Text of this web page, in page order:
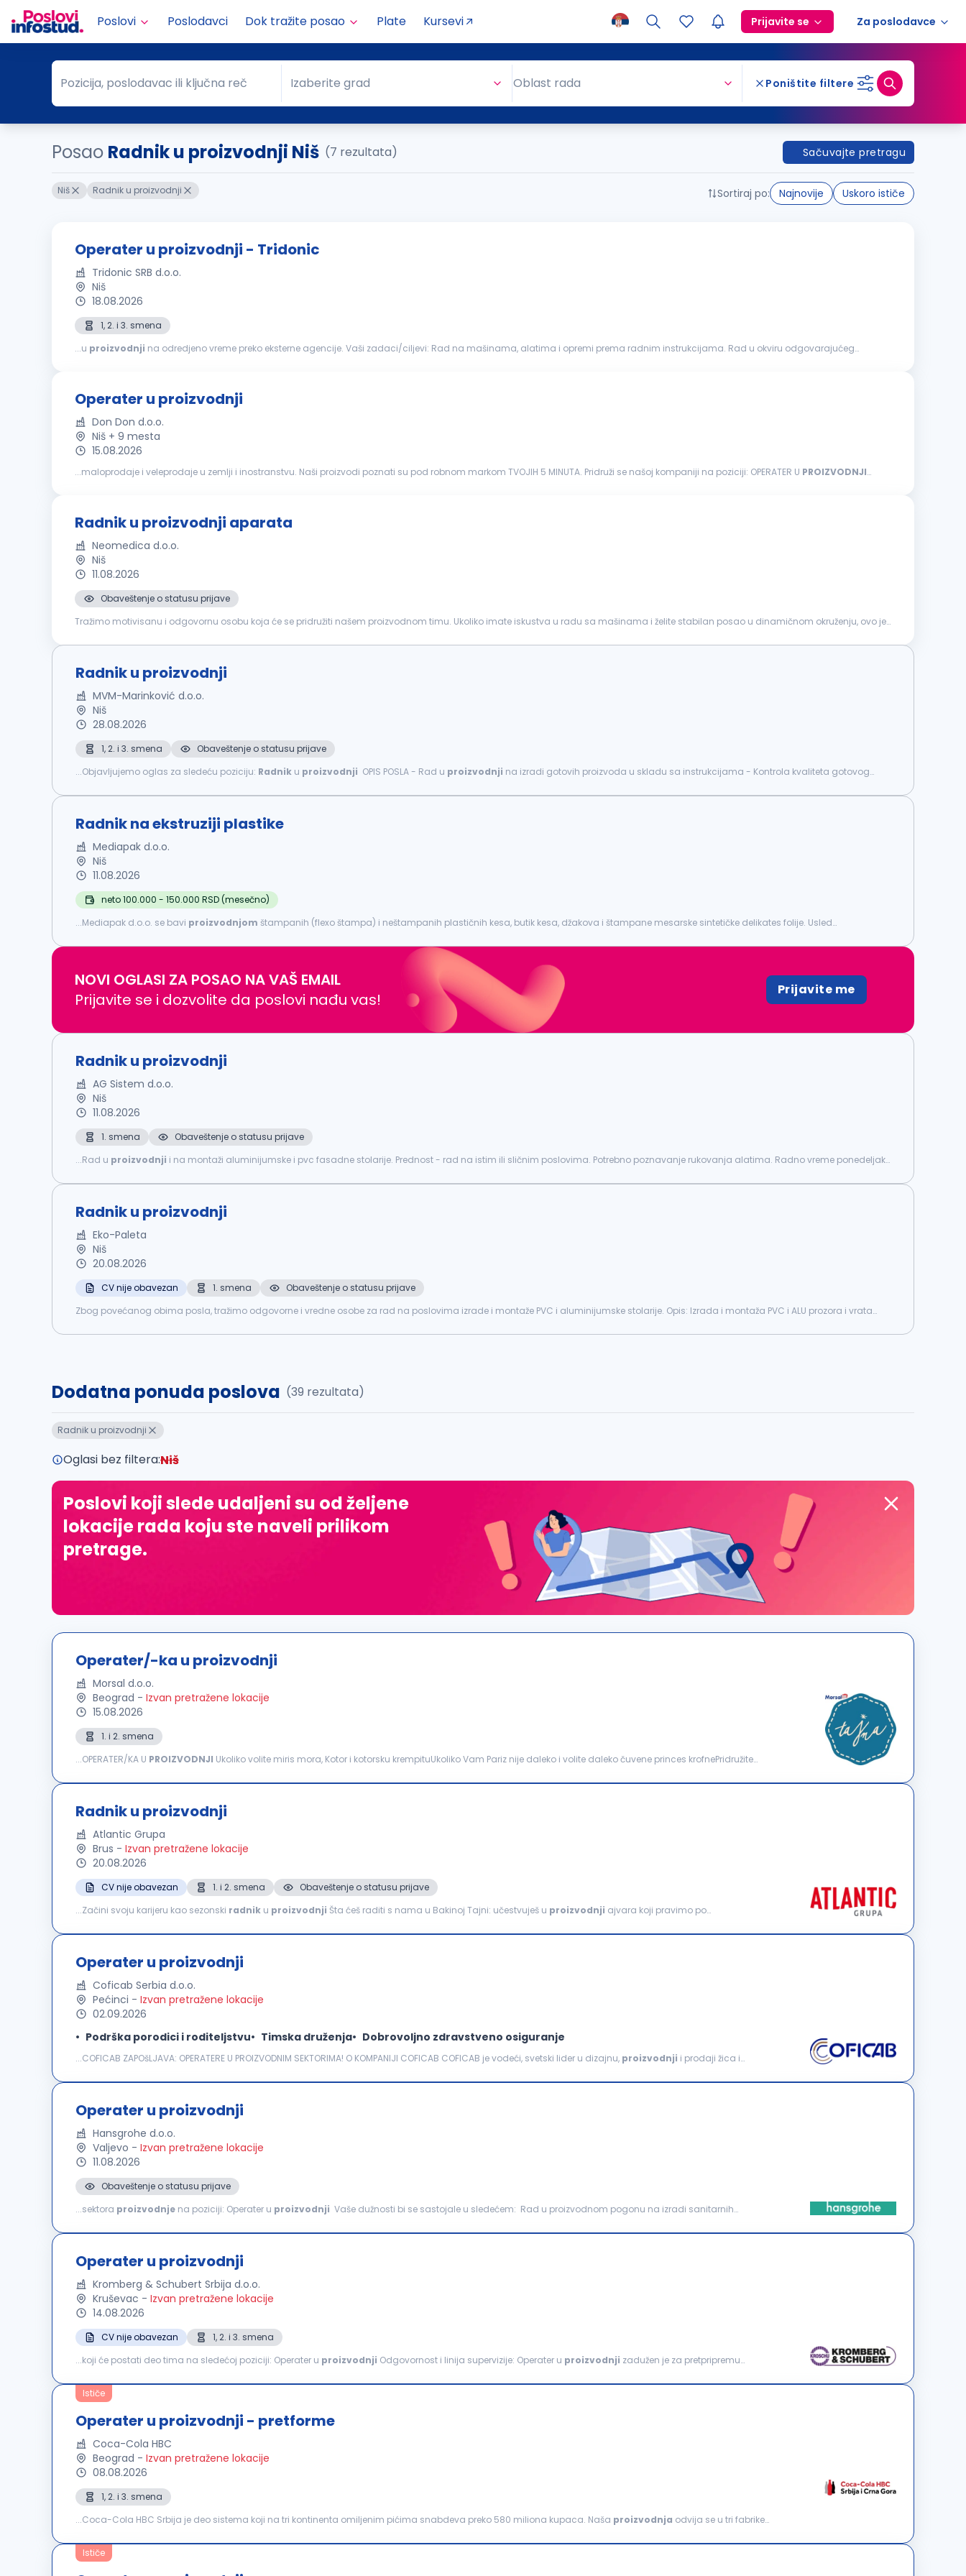
Poslovi Poslodavci Dok tražite posao Plate Kursevi Prijavite se Za poslodavce
Pozicija, poslodavac ili ključna reč
Pozicija, poslodavac ili ključna reč Grad
Izaberite grad Oblast rada Poništite filtere
Posao Radnik u proizvodnji Niš (7 rezultata) Sačuvajte pretragu
Niš Radnik u proizvodnji Sortiraj po: Najnovije Uskoro ističe
Operater u proizvodnji - Tridonic
Tridonic SRB d.o.o.
Niš
18.08.2026
1, 2. i 3. smena
...u proizvodnji na odredjeno vreme preko eksterne agencije. Vaši zadaci/ciljevi: Rad na mašinama, alatima i opremi prema radnim instrukcijama. Rad u okviru odgovarajućeg
Operater u proizvodnji
Don Don d.o.o.
Niš + 9 mesta
15.08.2026
...maloprodaje i veleprodaje u zemlji i inostranstvu. Naši proizvodi poznati su pod robnom markom TVOJIH 5 MINUTA. Pridruži se našoj kompaniji na poziciji: OPERATER U PROIZVODNJI
Radnik u proizvodnji aparata
Neomedica d.o.o.
Niš
11.08.2026
Obaveštenje o statusu prijave
Tražimo motivisanu i odgovornu osobu koja će se pridružiti našem proizvodnom timu. Ukoliko imate iskustva u radu sa mašinama i želite stabilan posao u dinamičnom okruženju, ovo je
Radnik u proizvodnji
MVM-Marinković d.o.o.
Niš
28.08.2026
1, 2. i 3. smena
Obaveštenje o statusu prijave
...Objavljujemo oglas za sledeću poziciju: Radnik u proizvodnji OPIS POSLA - Rad u proizvodnji na izradi gotovih proizvoda u skladu sa instrukcijama - Kontrola kvaliteta gotovog
Radnik na ekstruziji plastike
Mediapak d.o.o.
Niš
11.08.2026
neto 100.000 - 150.000 RSD (mesečno)
...Mediapak d.o.o. se bavi proizvodnjom štampanih (flexo štampa) i neštampanih plastičnih kesa, butik kesa, džakova i štampane mesarske sintetičke delikates folije. Usled
NOVI OGLASI ZA POSAO NA VAŠ EMAIL
Prijavite se i dozvolite da poslovi nađu vas!
Prijavite me
Radnik u proizvodnji
AG Sistem d.o.o.
Niš
11.08.2026
1. smena
Obaveštenje o statusu prijave
...Rad u proizvodnji i na montaži aluminijumske i pvc fasadne stolarije. Prednost - rad na istim ili sličnim poslovima. Potrebno poznavanje rukovanja alatima. Radno vreme ponedeljak
Radnik u proizvodnji
Eko-Paleta
Niš
20.08.2026
CV nije obavezan 1. smena
Obaveštenje o statusu prijave
Zbog povećanog obima posla, tražimo odgovorne i vredne osobe za rad na poslovima izrade i montaže PVC i aluminijumske stolarije. Opis: Izrada i montaža PVC i ALU prozora i vrata
Dodatna ponuda poslova (39 rezultata)
Radnik u proizvodnji
Oglasi bez filtera:Niš
Poslovi koji slede udaljeni su od željene
lokacije rada koju ste naveli prilikom
pretrage.
Operater/-ka u proizvodnji
Morsal d.o.o.
Beograd - Izvan pretražene lokacije
15.08.2026
1. i 2. smena
...OPERATER/KA U PROIZVODNJI Ukoliko volite miris mora, Kotor i kotorsku krempituUkoliko Vam Pariz nije daleko i volite daleko čuvene princes krofnePridružite
Radnik u proizvodnji
Atlantic Grupa
Brus - Izvan pretražene lokacije
20.08.2026
CV nije obavezan 1. i 2. smena
Obaveštenje o statusu prijave
...Začini svoju karijeru kao sezonski radnik u proizvodnji Šta ćeš raditi s nama u Bakinoj Tajni: učestvuješ u proizvodnji ajvara koji pravimo po
Operater u proizvodnji
Coficab Serbia d.o.o.
Pećinci - Izvan pretražene lokacije
02.09.2026
Podrška porodici i roditeljstvu
Timska druženja Dobrovoljno zdravstveno osiguranje
...COFICAB ZAPOšLJAVA: OPERATERE U PROIZVODNIM SEKTORIMA! O KOMPANIJI COFICAB COFICAB je vodeći, svetski lider u dizajnu, proizvodnji i prodaji žica i
Operater u proizvodnji
Hansgrohe d.o.o.
Valjevo - Izvan pretražene lokacije
11.08.2026
Obaveštenje o statusu prijave
...sektora proizvodnje na poziciji: Operater u proizvodnji Vaše dužnosti bi se sastojale u sledećem: Rad u proizvodnom pogonu na izradi sanitarnih
Operater u proizvodnji
Kromberg & Schubert Srbija d.o.o.
Kruševac - Izvan pretražene lokacije
14.08.2026
CV nije obavezan
1, 2. i 3. smena
...koji će postati deo tima na sledećoj poziciji: Operater u proizvodnji Odgovornost i linija supervizije: Operater u proizvodnji zadužen je za pretpripremu
Ističe
Operater u proizvodnji - pretforme
Coca-Cola HBC
Beograd - Izvan pretražene lokacije
08.08.2026
1, 2. i 3. smena
...Coca-Cola HBC Srbija je deo sistema koji na tri kontinenta omiljenim pićima snabdeva preko 580 miliona kupaca. Naša proizvodnja odvija se u tri fabrike
Ističe